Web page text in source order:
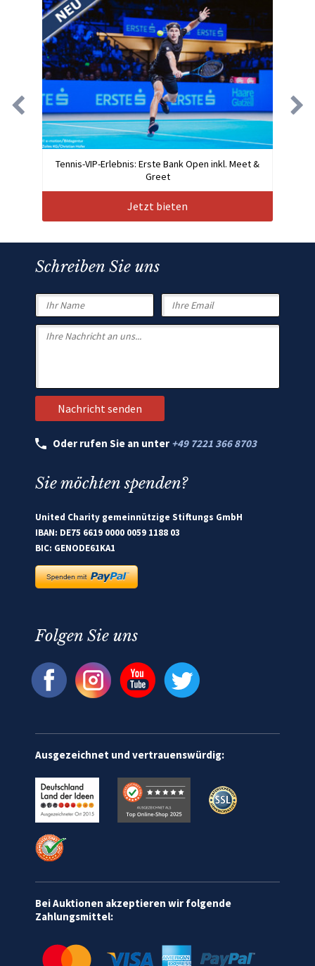
Tennis-VIP-Erlebnis: Erste Bank Open inkl. Meet &
Greet
Jetzt bieten
Schreiben Sie uns
Oder rufen Sie an unter +49 7221 366 8703
Sie möchten spenden?
United Charity gemeinnützige Stiftungs GmbH
IBAN: DE75 6619 0000 0059 1188 03
BIC: GENODE61KA1
Folgen Sie uns
Ausgezeichnet und vertrauenswürdig:
Bei Auktionen akzeptieren wir folgende
Zahlungsmittel: